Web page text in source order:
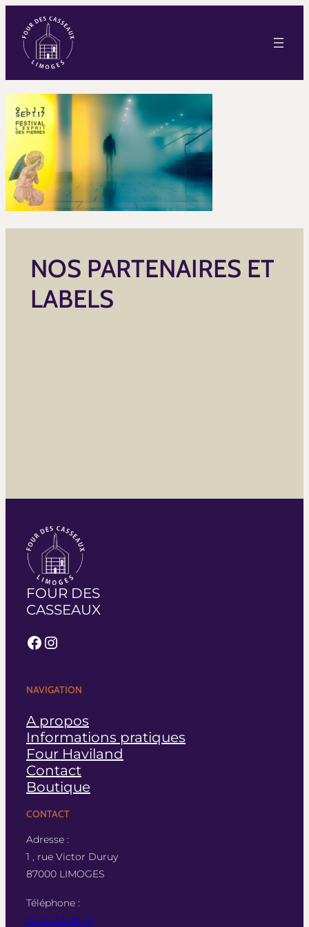
NOS PARTENAIRES ET
LABELS
FOUR DES
CASSEAUX
Facebook
Instagram
NAVIGATION
A propos
Informations pratiques
Four Haviland
Contact
Boutique
CONTACT
Adresse :
1 , rue Victor Duruy
87000 LIMOGES
Téléphone :
05 55 33 28 74